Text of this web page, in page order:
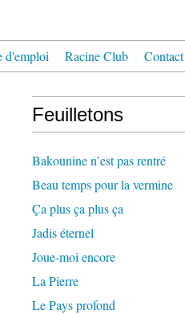
d'emploi Racine Club Contact
Feuilletons
Bakounine n’est pas rentré
Beau temps pour la vermine
Ça plus ça plus ça
Jadis éternel
Joue-moi encore
La Pierre
Le Pays profond